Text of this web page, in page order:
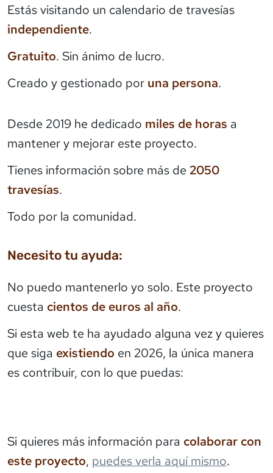
Estás visitando un calendario de travesías
independiente.
Gratuito. Sin ánimo de lucro.
Creado y gestionado por una persona.
Desde 2019 he dedicado miles de horas a
mantener y mejorar este proyecto.
Tienes información sobre más de 2050
travesías.
Todo por la comunidad.
Necesito tu ayuda:
No puedo mantenerlo yo solo. Este proyecto
cuesta cientos de euros al año.
Si esta web te ha ayudado alguna vez y quieres
que siga existiendo en 2026, la única manera
es contribuir, con lo que puedas:
Si quieres más información para colaborar con
este proyecto, puedes verla aquí mismo.